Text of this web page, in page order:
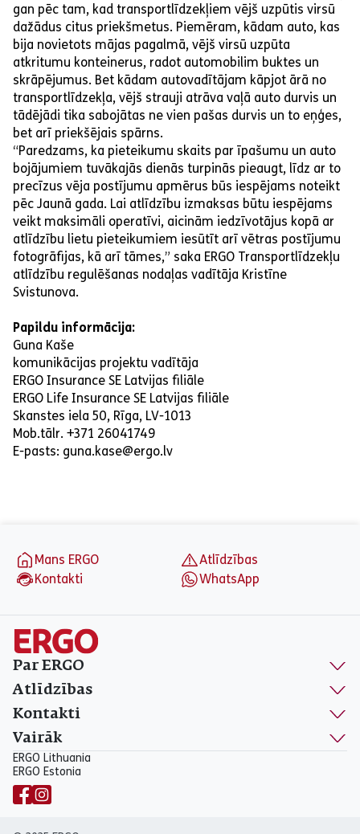
gan pēc tam, kad transportlīdzekļiem vējš uzpūtis virsū
dažādus citus priekšmetus. Piemēram, kādam auto, kas
bija novietots mājas pagalmā, vējš virsū uzpūta
atkritumu konteinerus, radot automobilim buktes un
skrāpējumus. Bet kādam autovadītājam kāpjot ārā no
transportlīdzekļa, vējš strauji atrāva vaļā auto durvis un
tādējādi tika sabojātas ne vien pašas durvis un to eņģes,
bet arī priekšējais spārns.
“Paredzams, ka pieteikumu skaits par īpašumu un auto
bojājumiem tuvākajās dienās turpinās pieaugt, līdz ar to
precīzus vēja postījumu apmērus būs iespējams noteikt
pēc Jaunā gada. Lai atlīdzību izmaksas būtu iespējams
veikt maksimāli operatīvi, aicinām iedzīvotājus kopā ar
atlīdzību lietu pieteikumiem iesūtīt arī vētras postījumu
fotogrāfijas, kā arī tāmes,” saka ERGO Transportlīdzekļu
atlīdzību regulēšanas nodaļas vadītāja Kristīne
Svistunova.
Papildu informācija:
Guna Kaše
komunikācijas projektu vadītāja
ERGO Insurance SE Latvijas filiāle
ERGO Life Insurance SE Latvijas filiāle
Skanstes iela 50, Rīga, LV-1013
Mob.tālr. +371 26041749
E-pasts: guna.kase@ergo.lv
Mans ERGO
Atlīdzības
Kontakti
WhatsApp
Par ERGO
Atlīdzības
Kontakti
Vairāk
ERGO Lithuania
ERGO Estonia